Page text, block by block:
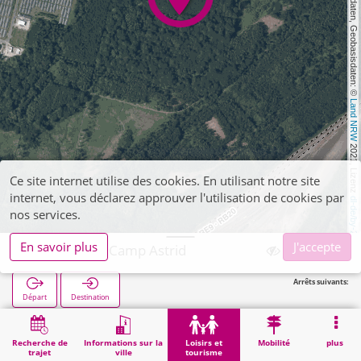
, Kartendaten, Geobasisdaten: ©
Land NRW
2021, Lizenz
dl-de/by-2-0
Recherche de
trajet
Informations sur la
ville
Loisirs et
tourisme
Mobilité plus
Eschweiler, Camp Astrid
Départ Destination
Arrêts suivants:
Démarrage Loisirs et tourisme Eschweiler, Camp Astrid
Ce site internet utilise des cookies. En utilisant notre site
internet, vous déclarez approuver l'utilisation de cookies par
nos services.
En savoir plus
J'accepte